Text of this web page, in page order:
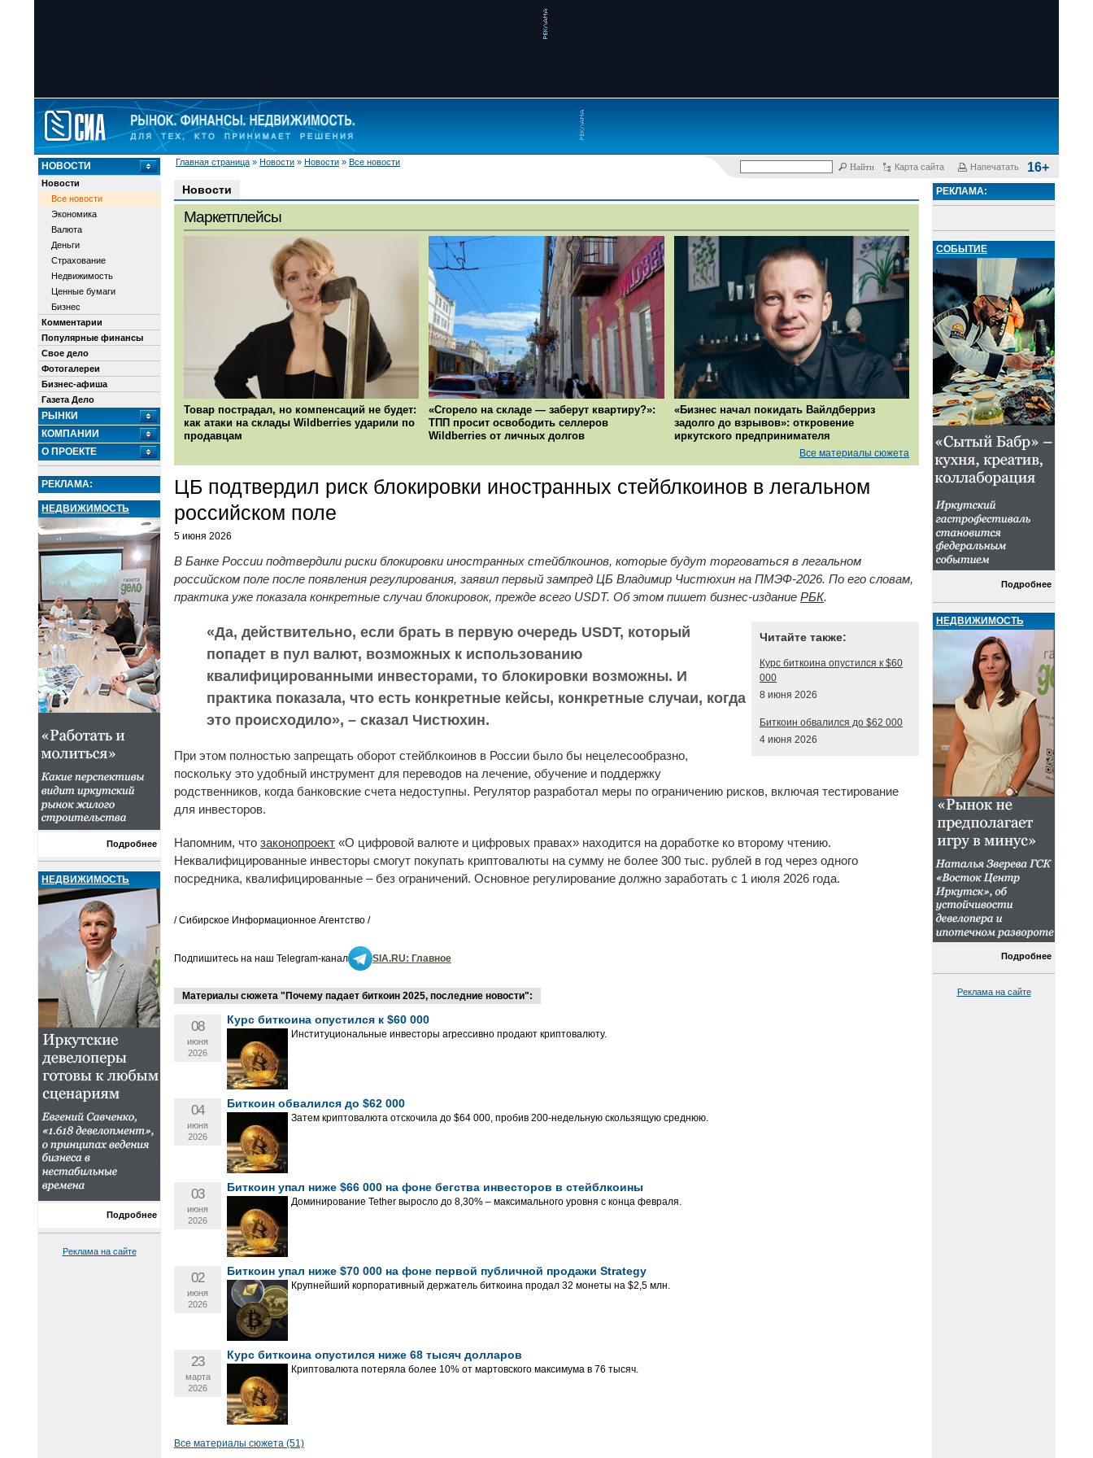
Главная страница » Новости » Новости » Все новости
Карта сайта Напечатать 16+
НОВОСТИ
Новости
Все новости
Экономика
Валюта
Деньги
Страхование
Недвижимость
Ценные бумаги
Бизнес
Комментарии
Популярные финансы
Свое дело
Фотогалереи
Бизнес-афиша
Газета Дело
РЫНКИ
КОМПАНИИ
О ПРОЕКТЕ
РЕКЛАМА:
НЕДВИЖИМОСТЬ
Подробнее
НЕДВИЖИМОСТЬ
Подробнее
Реклама на сайте
Новости
Маркетплейсы
Товар пострадал, но компенсаций не будет:
как атаки на склады Wildberries ударили по
продавцам
«Сгорело на складе — заберут квартиру?»:
ТПП просит освободить селлеров
Wildberries от личных долгов
«Бизнес начал покидать Вайлдберриз
задолго до взрывов»: откровение
иркутского предпринимателя
Все материалы сюжета
ЦБ подтвердил риск блокировки иностранных стейблкоинов в легальном
российском поле
5 июня 2026
В Банке России подтвердили риски блокировки иностранных стейблкоинов, которые будут торговаться в легальном
российском поле после появления регулирования, заявил первый зампред ЦБ Владимир Чистюхин на ПМЭФ-2026. По его словам,
практика уже показала конкретные случаи блокировок, прежде всего USDT. Об этом пишет бизнес-издание РБК.
Читайте также:
Курс биткоина опустился к $60
000
8 июня 2026
Биткоин обвалился до $62 000
4 июня 2026
«Да, действительно, если брать в первую очередь USDT, который
попадет в пул валют, возможных к использованию
квалифицированными инвесторами, то блокировки возможны. И
практика показала, что есть конкретные кейсы, конкретные случаи, когда
это происходило», – сказал Чистюхин.
При этом полностью запрещать оборот стейблкоинов в России было бы нецелесообразно,
поскольку это удобный инструмент для переводов на лечение, обучение и поддержку
родственников, когда банковские счета недоступны. Регулятор разработал меры по ограничению рисков, включая тестирование
для инвесторов.
Напомним, что законопроект «О цифровой валюте и цифровых правах» находится на доработке ко второму чтению.
Неквалифицированные инвесторы смогут покупать криптовалюты на сумму не более 300 тыс. рублей в год через одного
посредника, квалифицированные – без ограничений. Основное регулирование должно заработать с 1 июля 2026 года.
/ Сибирское Информационное Агентство /
Подпишитесь на наш Telegram-канал SIA.RU: Главное
Материалы сюжета "Почему падает биткоин 2025, последние новости":
08
июня
2026
Курс биткоина опустился к $60 000
Институциональные инвесторы агрессивно продают криптовалюту.
04
июня
2026
Биткоин обвалился до $62 000
Затем криптовалюта отскочила до $64 000, пробив 200-недельную скользящую среднюю.
03
июня
2026
Биткоин упал ниже $66 000 на фоне бегства инвесторов в стейблкоины
Доминирование Tether выросло до 8,30% – максимального уровня с конца февраля.
02
июня
2026
Биткоин упал ниже $70 000 на фоне первой публичной продажи Strategy
Крупнейший корпоративный держатель биткоина продал 32 монеты на $2,5 млн.
23
марта
2026
Курс биткоина опустился ниже 68 тысяч долларов
Криптовалюта потеряла более 10% от мартовского максимума в 76 тысяч.
Все материалы сюжета (51)
РЕКЛАМА:
СОБЫТИЕ
Подробнее
НЕДВИЖИМОСТЬ
Подробнее
Реклама на сайте